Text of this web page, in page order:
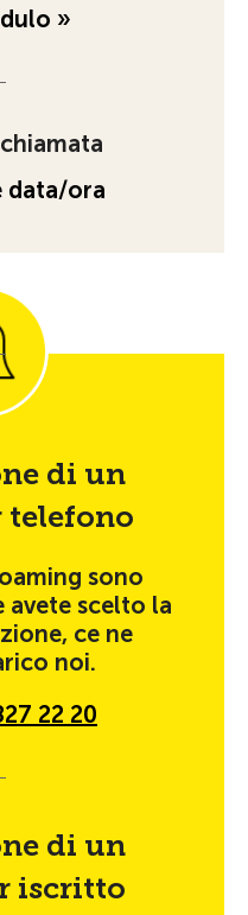
»
data/ora
di un
telefono
sono
avete scelto la
ce ne
noi.
22 20
di un
iscritto